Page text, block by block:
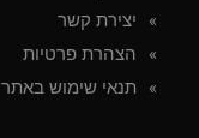
יצירת קשר
הצהרת פרטיות
תנאי שימוש באתר